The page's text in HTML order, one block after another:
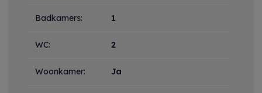
Badkamers: 1
WC: 2
Woonkamer: Ja